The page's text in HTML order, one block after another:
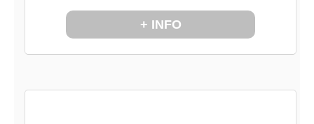
+ INFO